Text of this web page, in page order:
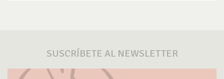
SUSCRÍBETE AL NEWSLETTER